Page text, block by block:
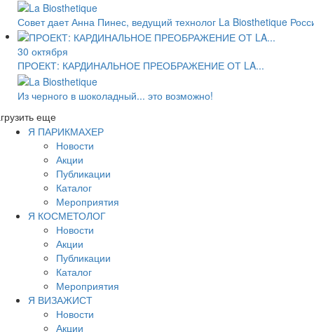
Совет дает Анна Пинес, ведущий технолог La Biosthetique
30 октября
ПРОЕКТ: КАРДИНАЛЬНОЕ ПРЕОБРАЖЕНИЕ ОТ LA...
Из черного в шоколадный... это возможно!
еще
Я ПАРИКМАХЕР
Новости
Акции
Публикации
Каталог
Мероприятия
Я КОСМЕТОЛОГ
Новости
Акции
Публикации
Каталог
Мероприятия
Я ВИЗАЖИСТ
Новости
Акции